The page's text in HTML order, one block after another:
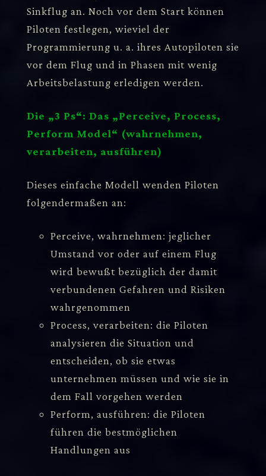
Sinkflug an. Noch vor dem Start können
Piloten festlegen, wieviel der
Programmierung u. a. ihres Autopiloten sie
vor dem Flug und in Phasen mit wenig
Arbeitsbelastung erledigen werden.
Die „3 Ps“: Das „Perceive, Process,
Perform Model“ (wahrnehmen,
verarbeiten, ausführen)
Dieses einfache Modell wenden Piloten
folgendermaßen an:
Perceive, wahrnehmen: jeglicher
Umstand vor oder auf einem Flug
wird bewußt bezüglich der damit
verbundenen Gefahren und Risiken
wahrgenommen
Process, verarbeiten: die Piloten
analysieren die Situation und
entscheiden, ob sie etwas
unternehmen müssen und wie sie in
dem Fall vorgehen werden
Perform, ausführen: die Piloten
führen die bestmöglichen
Handlungen aus